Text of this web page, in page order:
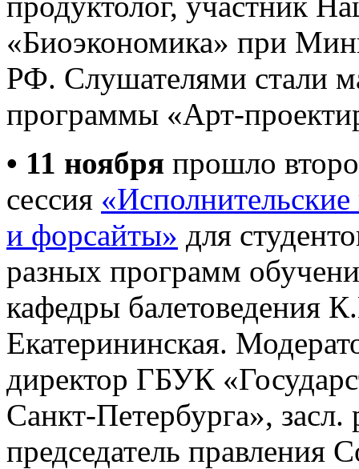
«Биоэкономика» при
РФ. Слушателями стали
программы «Арт-
• 11 ноября прошло
сессия «Исполнительские
и форсайты» для
разных программ
кафедры балетоведения
Екатерининская.
директор ГБУК
Санкт-Петербурга»,
председатель правления